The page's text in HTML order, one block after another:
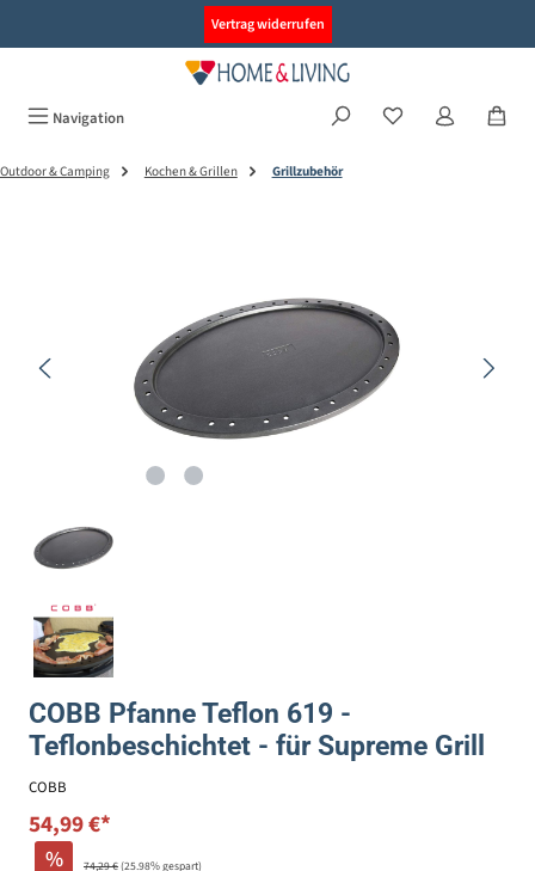
Vertrag widerrufen
Navigation
Outdoor & Camping Kochen & Grillen Grillzubehör
COBB Pfanne Teflon 619 -
Teflonbeschichtet - für Supreme Grill
COBB
54,99 €*
% 74,29 €(25.98% gespart)